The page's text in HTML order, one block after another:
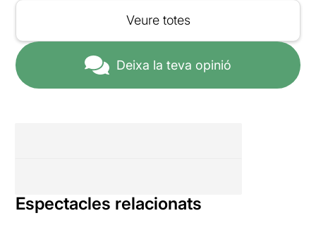
Veure totes
Deixa la teva opinió
Espectacles relacionats